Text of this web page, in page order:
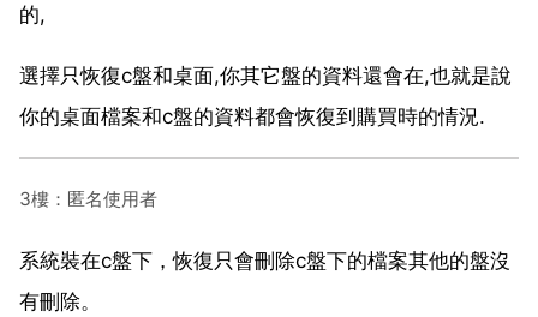
的,
選擇只恢復c盤和桌面,你其它盤的資料還會在,也就是說
你的桌面檔案和c盤的資料都會恢復到購買時的情況.
3樓：匿名使用者
系統裝在c盤下，恢復只會刪除c盤下的檔案其他的盤沒
有刪除。